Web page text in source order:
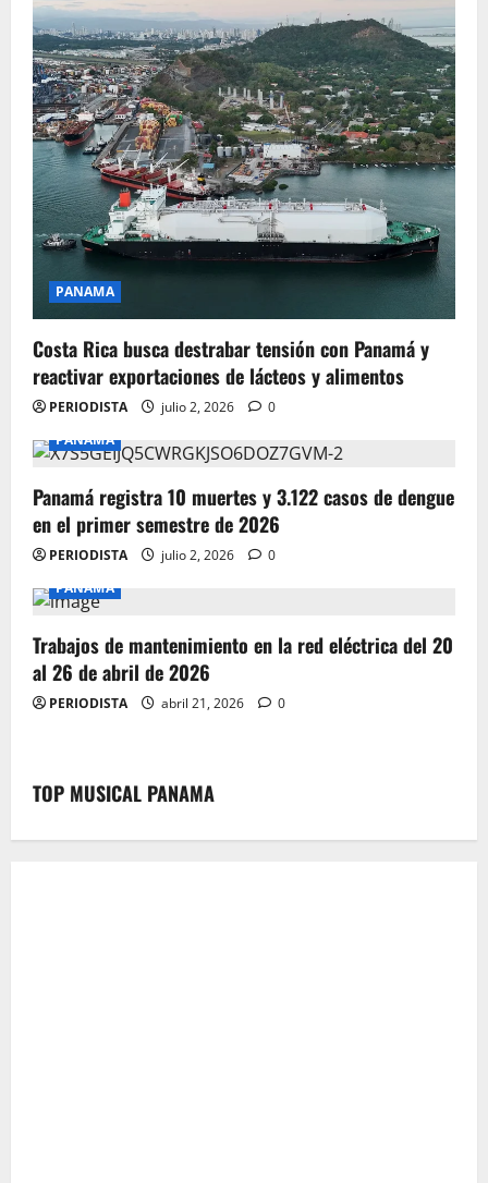
PANAMA
Costa Rica busca destrabar tensión con Panamá y
reactivar exportaciones de lácteos y alimentos
PERIODISTA julio 2, 2026
0
PANAMA
Panamá registra 10 muertes y 3.122 casos de dengue
en el primer semestre de 2026
PERIODISTA julio 2, 2026
0
PANAMA
Trabajos de mantenimiento en la red eléctrica del 20
al 26 de abril de 2026
PERIODISTA abril 21, 2026 0
TOP MUSICAL PANAMA